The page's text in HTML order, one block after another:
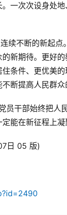
一次次设身处
续不断的新起
新期待。更好
条件、更优美
断提高人民群
员干部始终把人
能在新征程上
日 05 版)